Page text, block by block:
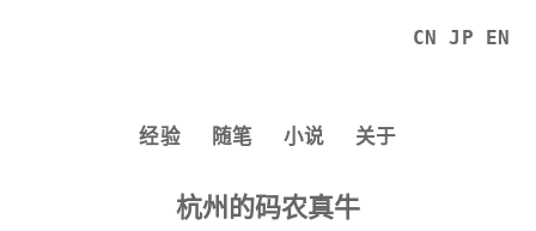
经验 随笔 小说 关于
杭州的码农真牛
CN JP EN